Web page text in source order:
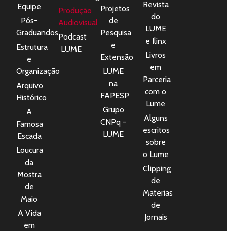
Equipe
Pós-
Graduandos
Estrutura
e
Organização
Arquivo
Histórico
A
Famosa
Escada
Loucura
da
Mostra
de
Maio
A Vida
em
Produção
Audiovisual
Podcast
LUME
Projetos
de
Pesquisa
e
Extensão
LUME
na
FAPESP
Grupo
CNPq -
LUME
Revista
do
LUME
e Ilinx
Livros
em
Parceria
com o
Lume
Alguns
escritos
sobre
o Lume
Clipping
de
Materias
de
Jornais